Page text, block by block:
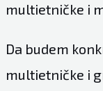
multietničke i
Da budem
multietničke i